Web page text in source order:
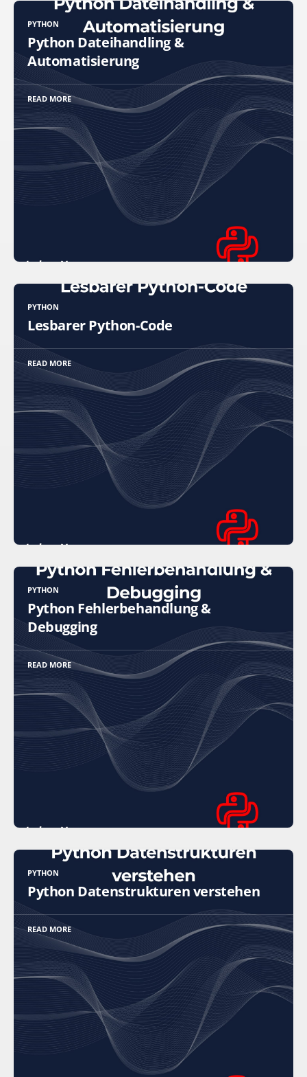
PYTHON
Python Dateihandling &
Automatisierung
READ MORE
PYTHON
Lesbarer Python-Code
READ MORE
PYTHON
Python Fehlerbehandlung &
Debugging
READ MORE
PYTHON
Python Datenstrukturen verstehen
READ MORE